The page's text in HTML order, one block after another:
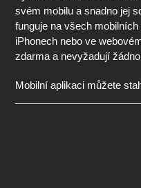
svém mobilu a snadno jej
funguje na všech
iPhonech nebo ve
zdarma a nevyžadují
Mobilní aplikaci můžete